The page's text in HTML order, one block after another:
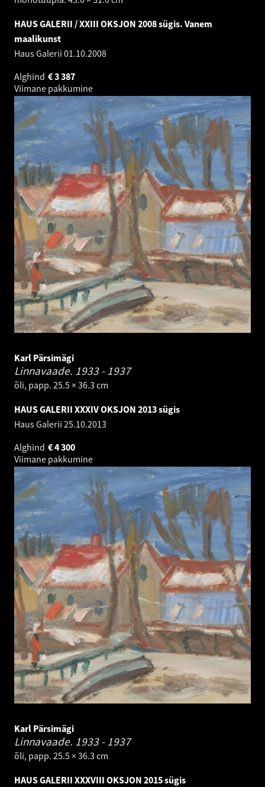
HAUS GALERII / XXIII OKSJON 2008 sügis. Vanem
maalikunst
Haus Galerii 01.10.2008
Alghind
3 387
€
Viimane pakkumine
Karl Pärsimägi
Linnavaade. 1933 - 1937
õli, papp. 25.5 × 36.3 cm
HAUS GALERII XXXIV OKSJON 2013 sügis
Haus Galerii 25.10.2013
Alghind
4 300
€
Viimane pakkumine
Karl Pärsimägi
Linnavaade. 1933 - 1937
õli, papp. 25.5 × 36.3 cm
HAUS GALERII XXXVIII OKSJON 2015 sügis